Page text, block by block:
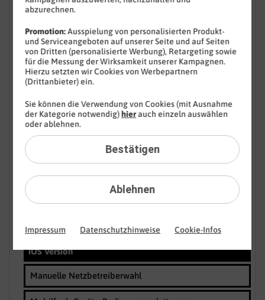
Festnetz-Geräte
Kundendaten
Mobilfunk
Mobilfunk-Geräte
APN
Daten-Roaming
eSIM austauschen
iOS Version
Manuelle Netzbetreiberwahl
abzurechnen.
Promotion:Ausspielung von personalisierten Produkt-
und Serviceangeboten auf unserer Seite und auf Seiten
von Dritten (personalisierte Werbung), Retargeting sowie
für die Messung der Wirksamkeit unserer Kampagnen.
Hierzu setzten wir Cookies von Werbepartnern
(Drittanbieter) ein.
Ablehnen
Sie können die Verwendung von Cookies (mit Ausnahme
der Kategorie notwendig)hierauch einzeln auswählen
oder ablehnen.
Bestätigen
Impressum Datenschutzhinweise Cookie-Infos